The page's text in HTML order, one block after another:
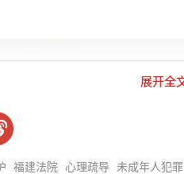
展开全
福建法院 心理疏导 未成年人犯罪